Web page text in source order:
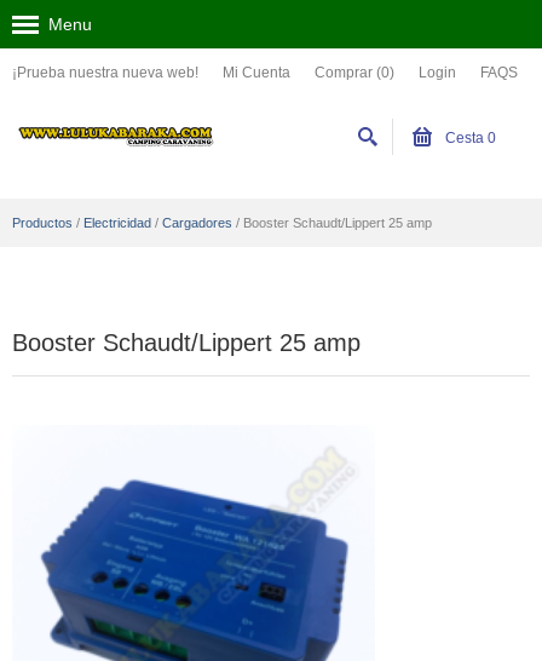
¡Prueba nuestra nueva web! Mi Cuenta Comprar (0) Login FAQS
Menu
Cesta 0
Productos / Electricidad / Cargadores / Booster Schaudt/Lippert 25 amp
Booster Schaudt/Lippert 25 amp